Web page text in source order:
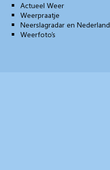
Actueel Weer
Weerpraatje
Neerslagradar en Nederland
Weerfoto’s